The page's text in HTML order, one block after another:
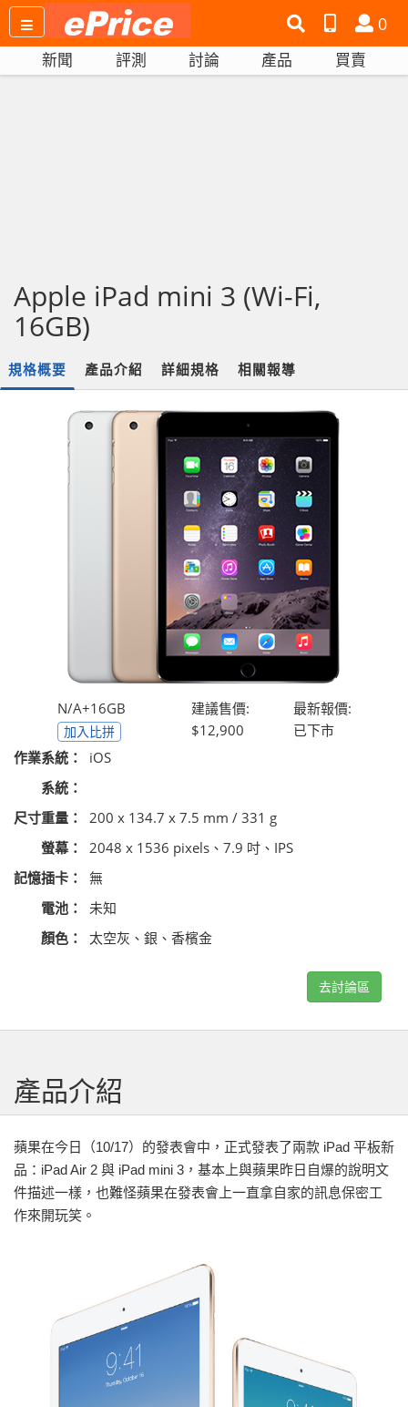
搜
尋
產
品
比
會
員
0
新聞 評測 討論 產品 買賣
Apple iPad mini 3 (Wi-Fi,
16GB)
規格概要 產品介紹 詳細規格 相關報導
N/A+16GB
加入比拼
建議售價:
$12,900
最新報價:
已下市
作業系統：
iOS
系統：
尺寸重量：
200 x 134.7 x 7.5 mm / 331 g
螢幕：
2048 x 1536 pixels、7.9 吋、IPS
記憶插卡：
無
電池：
未知
顏色：
太空灰、銀、香檳金
去討論區
產品介紹
蘋果在今日（10/17）的發表會中，正式發表了兩款 iPad 平板新
品：iPad Air 2 與 iPad mini 3，基本上與蘋果昨日自爆的說明文
件描述一樣，也難怪蘋果在發表會上一直拿自家的訊息保密工
作來開玩笑。